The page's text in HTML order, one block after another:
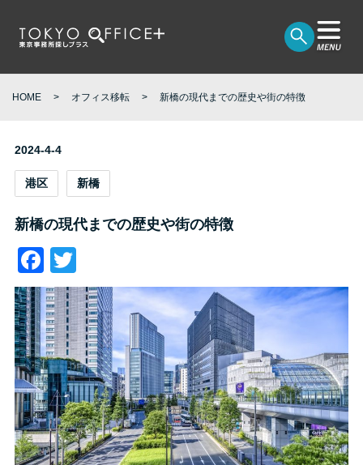
HOME オフィス移転 新橋の現代までの歴史や街の特徴
2024-4-4
港区 新橋
新橋の現代までの歴史や街の特徴
Facebook